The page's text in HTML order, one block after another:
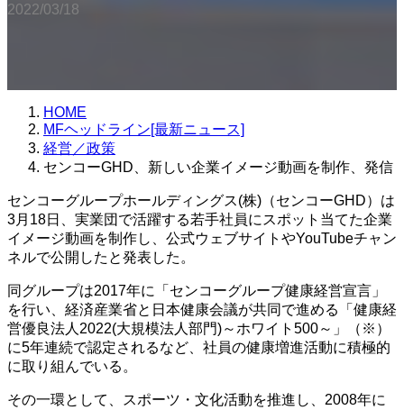
2022/03/18
HOME
MFヘッドライン[最新ニュース]
経営／政策
センコーGHD、新しい企業イメージ動画を制作、発信
センコーグループホールディングス(株)（センコーGHD）は
3月18日、実業団で活躍する若手社員にスポット当てた企業
イメージ動画を制作し、公式ウェブサイトやYouTubeチャン
ネルで公開したと発表した。
同グループは2017年に「センコーグループ健康経営宣言」
を行い、経済産業省と日本健康会議が共同で進める「健康経
営優良法人2022(大規模法人部門)～ホワイト500～」（※）
に5年連続で認定されるなど、社員の健康増進活動に積極的
に取り組んでいる。
その一環として、スポーツ・文化活動を推進し、2008年に